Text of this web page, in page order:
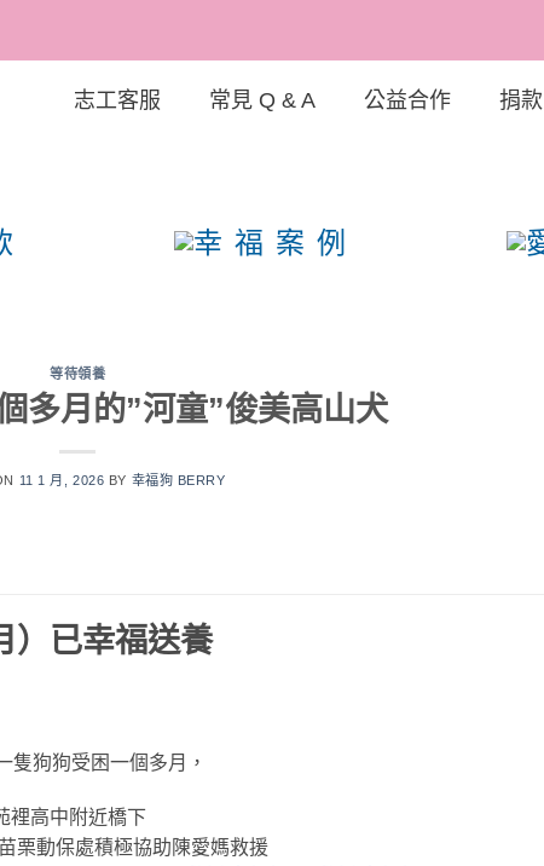
志工客服 常見 Q & A 公益合作 捐款
等待領養
多月的”河童”俊美高山犬
11 1 月, 2026 BY 幸福狗 BERRY
）已幸福送養
隻狗狗受困一個多月，
裡高中附近橋下
栗動保處積極協助陳愛媽救援